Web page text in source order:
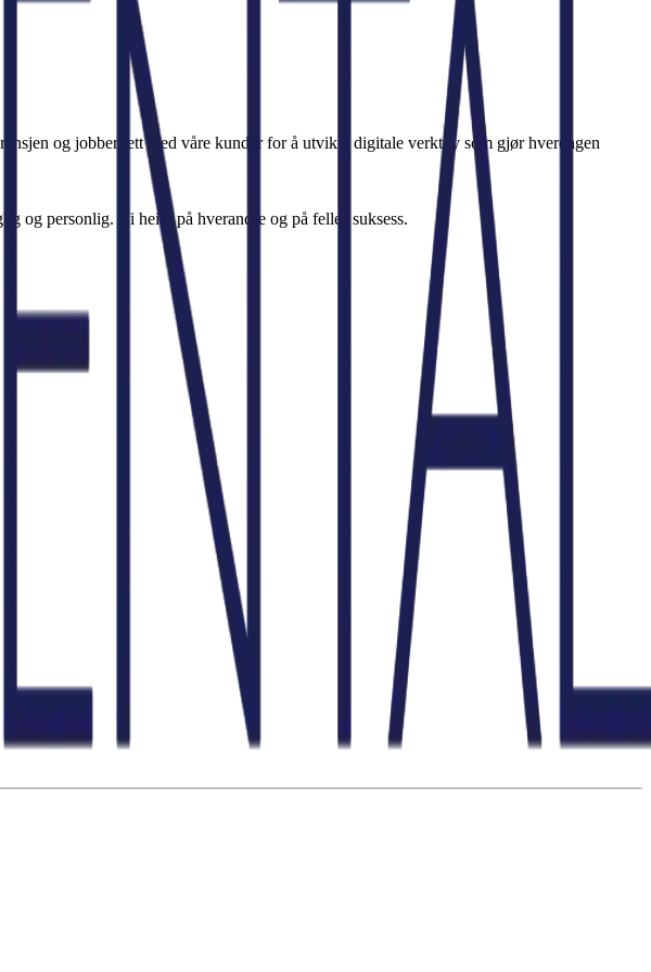
og jobber tett med våre kunder for å utvikle digitale verktøy som gjør hverdagen
og personlig. Vi heier på hverandre og på felles suksess.